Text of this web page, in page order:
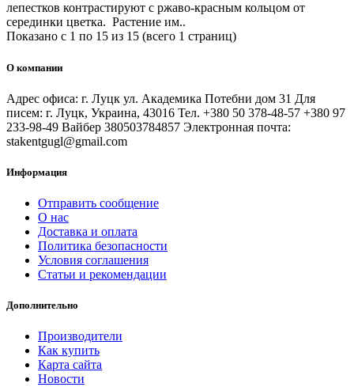
лепестков контрастируют с ржаво-красным кольцом от
серединки цветка. Растение им..
Показано с 1 по 15 из 15 (всего 1 страниц)
О компании
Адрес офиса: г. Луцк ул. Академика Потебни дом 31 Для
писем: г. Луцк, Украина, 43016 Тел. +380 50 378-48-57 +380 97
233-98-49 Вайбер 380503784857 Электронная почта:
stakentgugl@gmail.com
Информация
Отправить сообщение
О нас
Доставка и оплата
Политика безопасности
Условия соглашения
Статьи и рекомендации
Дополнительно
Производители
Как купить
Карта сайта
Новости